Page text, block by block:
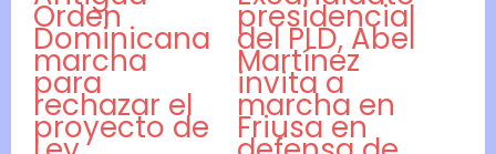
Orden
Dominicana
marcha
para
rechazar el
proyecto de
presidencial
del PLD, Abel
Martínez
invita a
marcha en
Friusa en